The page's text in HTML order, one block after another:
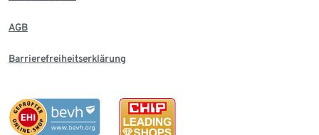
AGB
Barrierefreiheitserklärung